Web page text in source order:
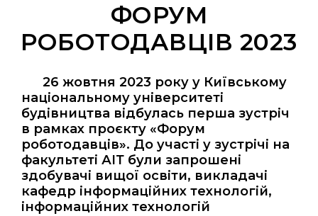
ФОРУМ
РОБОТОДАВЦІВ 2023
26 жовтня 2023 року у Київському
національному університеті
будівництва відбулась перша зустріч
в рамках проєкту «Форум
роботодавців». До участі у зустрічі на
факультеті АІТ були запрошені
здобувачі вищої освіти, викладачі
кафедр інформаційних технологій,
інформаційних технологій